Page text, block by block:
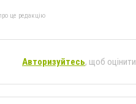
це редакцію
Авторизуйтесь, щоб оцінити